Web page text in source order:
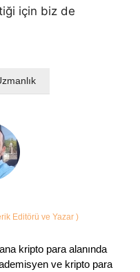
için biz de
Editörü ve Yazar )
kripto para alanında
ve kripto para